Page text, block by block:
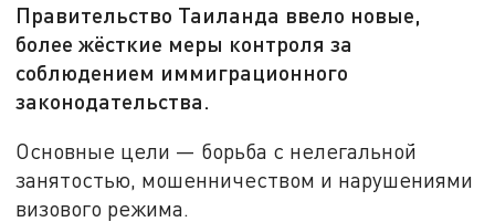
Правительство Таиланда ввело новые,
более жёсткие меры контроля за
соблюдением иммиграционного
законодательства.
Основные цели — борьба с нелегальной
занятостью, мошенничеством и нарушениями
визового режима.